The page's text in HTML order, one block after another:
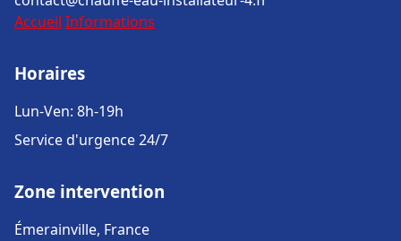
Accueil Informations
Horaires
Lun-Ven: 8h-19h
Service d'urgence 24/7
Zone intervention
Émerainville, France